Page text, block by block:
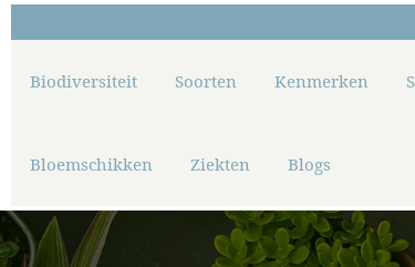
Biodiversiteit Soorten Kenmerken
Bloemschikken Ziekten Blogs